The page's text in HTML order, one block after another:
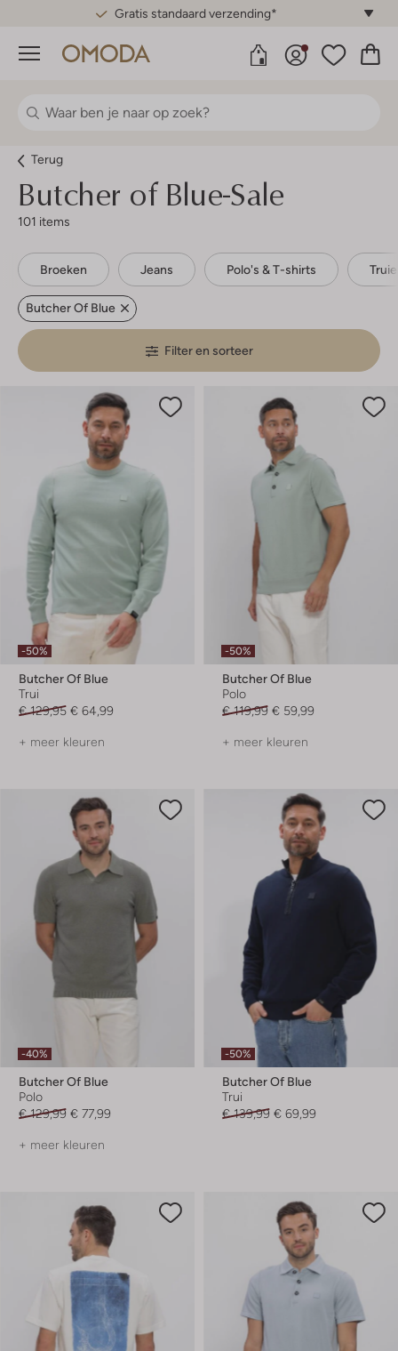
Gratis standaard verzending*
Menu
Terug
Butcher of Blue-Sale
101 items
Broeken Jeans Polo's & T-shirts
Butcher Of Blue
Filter en sorteer
-50%
Butcher Of Blue
Trui
€ 129,95 € 64,99
+ meer kleuren
-50%
Butcher Of Blue
Polo
€ 119,99 € 59,99
+ meer kleuren
-40%
Butcher Of Blue
Polo
€ 129,99 € 77,99
+ meer kleuren
-50%
Butcher Of Blue
Trui
€ 139,99 € 69,99